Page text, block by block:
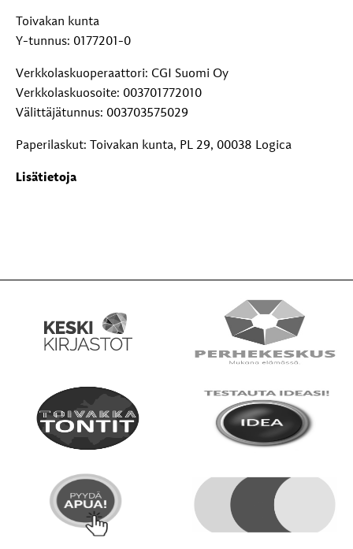
Toivakan kunta
Y-tunnus: 0177201-0
Verkkolaskuoperaattori: CGI Suomi Oy
Verkkolaskuosoite: 003701772010
Välittäjätunnus: 003703575029
Paperilaskut: Toivakan kunta, PL 29, 00038 Logica
Lisätietoja